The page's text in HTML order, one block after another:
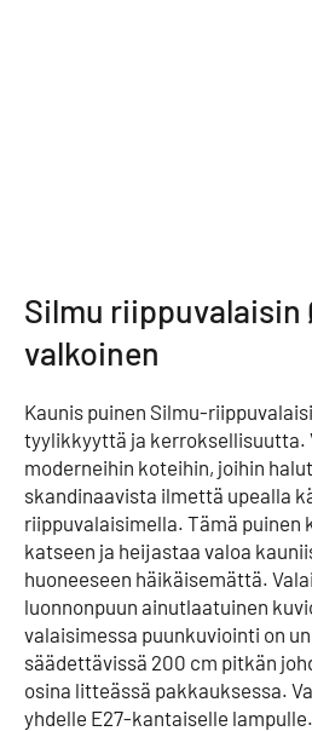
Silmu riippuvalaisin
valkoinen
Kaunis puinen Silmu-
tyylikkyyttä ja kerroksellisuutta.
moderneihin koteihin, joihin
skandinaavista ilmettä upealla
riippuvalaisimella. Tämä puinen
katseen ja heijastaa valoa
huoneeseen häikäisemättä.
luonnonpuun ainutlaatuinen
valaisimessa puunkuviointi on
säädettävissä 200 cm pitkän
osina litteässä pakkauksessa.
yhdelle E27-kantaiselle